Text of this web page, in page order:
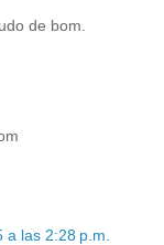
de bom.
las 2:28 p.m.